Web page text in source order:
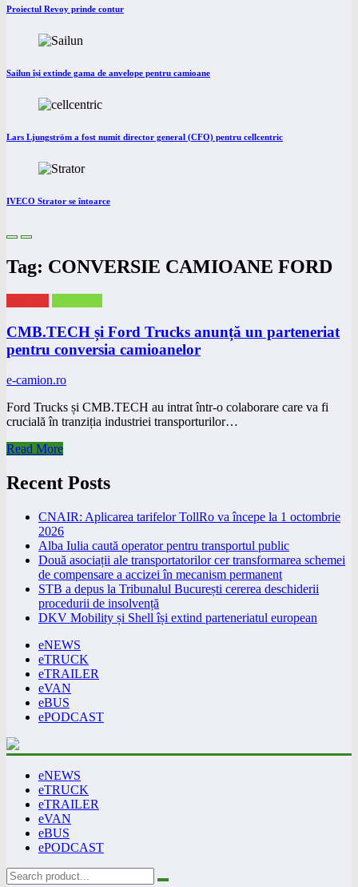
Proiectul Revoy prinde contur
Sailun își extinde gama de anvelope pentru camioane
Lars Ljungström a fost numit director general (CFO) pentru cellcentric
IVECO Strator se întoarce
Tag: CONVERSIE CAMIOANE FORD
CMB.TECH și Ford Trucks anunță un parteneriat
pentru conversia camioanelor
e-camion.ro
Ford Trucks și CMB.TECH au intrat într-o colaborare care va fi
crucială în tranziția industriei transporturilor…
Read More
Recent Posts
CNAIR: Aplicarea tarifelor TollRo va începe la 1 octombrie
2026
Alba Iulia caută operator pentru transportul public
Două asociații ale transportatorilor cer transformarea schemei
de compensare a accizei în mecanism permanent
STB a depus la Tribunalul București cererea deschiderii
procedurii de insolvență
DKV Mobility și Shell își extind parteneriatul european
eNEWS
eTRUCK
eTRAILER
eVAN
eBUS
ePODCAST
eNEWS
eTRUCK
eTRAILER
eVAN
eBUS
ePODCAST